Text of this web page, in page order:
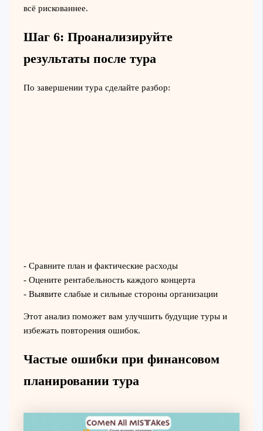
всё рискованнее.
Шаг 6: Проанализируйте
результаты после тура
По завершении тура сделайте разбор:
- Сравните план и фактические расходы
- Оцените рентабельность каждого концерта
- Выявите слабые и сильные стороны организации
Этот анализ поможет вам улучшить будущие туры и
избежать повторения ошибок.
Частые ошибки при финансовом
планировании тура